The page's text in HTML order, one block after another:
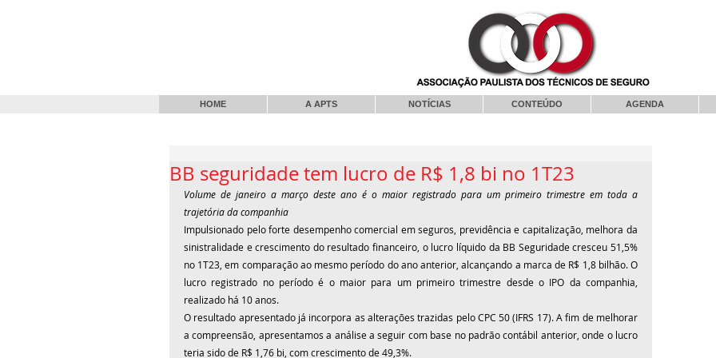
HOME A APTS NOTÍCIAS CONTEÚDO AGENDA
BB seguridade tem lucro de R$ 1,8 bi no 1T23
Volume de janeiro a março deste ano é o maior registrado para um primeiro trimestre em toda a
trajetória da companhia
Impulsionado pelo forte desempenho comercial em seguros, previdência e capitalização, melhora da
sinistralidade e crescimento do resultado financeiro, o lucro líquido da BB Seguridade cresceu 51,5%
no 1T23, em comparação ao mesmo período do ano anterior, alcançando a marca de R$ 1,8 bilhão. O
lucro registrado no período é o maior para um primeiro trimestre desde o IPO da companhia,
realizado há 10 anos.
O resultado apresentado já incorpora as alterações trazidas pelo CPC 50 (IFRS 17). A fim de melhorar
a compreensão, apresentamos a análise a seguir com base no padrão contábil anterior, onde o lucro
teria sido de R$ 1,76 bi, com crescimento de 49,3%.